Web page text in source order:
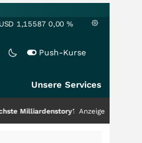
1,15587 0,00 %
Push-Kurse
Unsere Services
+++ Anzeige